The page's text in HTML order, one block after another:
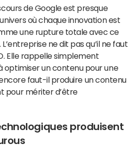
de Google est presque
où chaque innovation est
une rupture totale avec ce
ne dit pas qu’il ne faut
Elle rappelle simplement
optimiser un contenu pour une
faut-il produire un contenu
pour mériter d’être
produisent